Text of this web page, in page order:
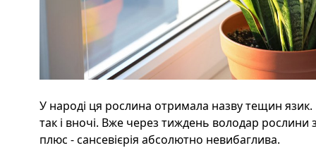
У народі ця рослина отримала назву тещин
так і вночі. Вже через тиждень володар
плюс - сансевієрія абсолютно невибаглива.